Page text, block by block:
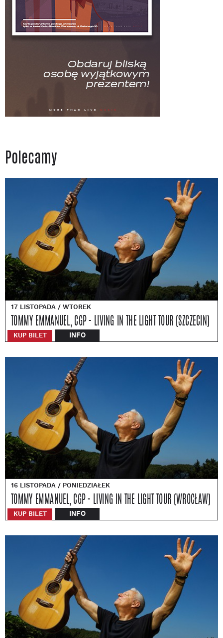
Polecamy
17 LISTOPADA / WTOREK
TOMMY EMMANUEL, CGP - LIVING IN THE LIGHT TOUR (SZCZECIN)
KUP BILET INFO
16 LISTOPADA / PONIEDZIAŁEK
TOMMY EMMANUEL, CGP - LIVING IN THE LIGHT TOUR (WROCŁAW)
KUP BILET INFO